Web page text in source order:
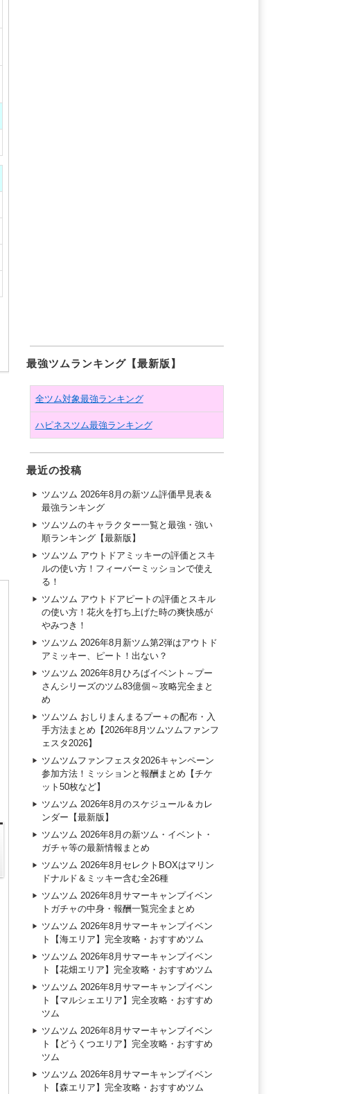
最強ツムランキング【最新版】
全ツム対象最強ランキング
ハピネスツム最強ランキング
最近の投稿
ツムツム 2026年8月の新ツム評価早見表＆
最強ランキング
ツムツムのキャラクター一覧と最強・強い
順ランキング【最新版】
ツムツム アウトドアミッキーの評価とスキ
ルの使い方！フィーバーミッションで使え
る！
ツムツム アウトドアピートの評価とスキル
の使い方！花火を打ち上げた時の爽快感が
やみつき！
ツムツム 2026年8月新ツム第2弾はアウトド
アミッキー、ピート！出ない？
ツムツム 2026年8月ひろばイベント～プー
さんシリーズのツム83億個～攻略完全まと
め
ツムツム おしりまんまるプー＋の配布・入
手方法まとめ【2026年8月ツムツムファンフ
ェスタ2026】
ツムツムファンフェスタ2026キャンペーン
参加方法！ミッションと報酬まとめ【チケ
ット50枚など】
ツムツム 2026年8月のスケジュール＆カレ
ンダー【最新版】
ツムツム 2026年8月の新ツム・イベント・
ガチャ等の最新情報まとめ
ツムツム 2026年8月セレクトBOXはマリン
ドナルド＆ミッキー含む全26種
ツムツム 2026年8月サマーキャンプイベン
トガチャの中身・報酬一覧完全まとめ
ツムツム 2026年8月サマーキャンプイベン
ト【海エリア】完全攻略・おすすめツム
ツムツム 2026年8月サマーキャンプイベン
ト【花畑エリア】完全攻略・おすすめツム
ツムツム 2026年8月サマーキャンプイベン
ト【マルシェエリア】完全攻略・おすすめ
ツム
ツムツム 2026年8月サマーキャンプイベン
ト【どうくつエリア】完全攻略・おすすめ
ツム
ツムツム 2026年8月サマーキャンプイベン
ト【森エリア】完全攻略・おすすめツム